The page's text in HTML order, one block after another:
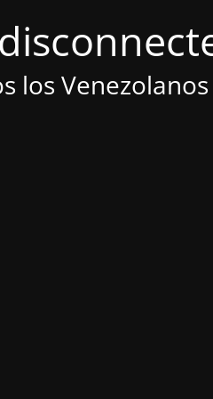
los Venezolanos